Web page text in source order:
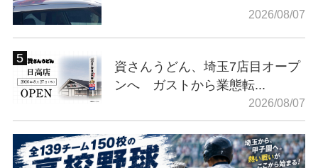
2026/08/07
資さんうどん、埼玉7店目オープ
ンへ ガストから業態転...
2026/08/07